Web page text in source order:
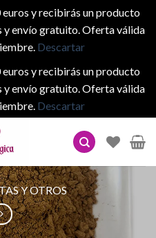
y recibirás un producto
y envío gratuito. Oferta válida
Descartar
y recibirás un producto
y envío gratuito. Oferta válida
Descartar
Y OTROS